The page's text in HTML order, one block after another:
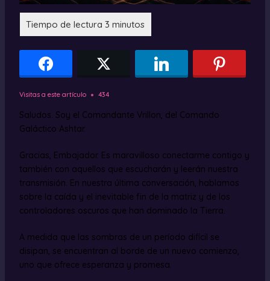
Visitas a este artículo 434
Saludos. Soy el Comandante Vrillon, del Comando
Galáctico Ashtar.
Gracias, Embajador. Es maravilloso conectarme contigo y
también con aquellos que escucharán y leerán nuestra
transmisión. En nuestra última conversación, hablamos
sobre la caída y el inevitable fin de la matriz y de los
controladores oscuros que han dominado la Tierra.
A medida que las sombras de un período difícil se
disipan, se encuentran al borde de un nuevo comienzo,
uno que ofrece esperanza y promesa.